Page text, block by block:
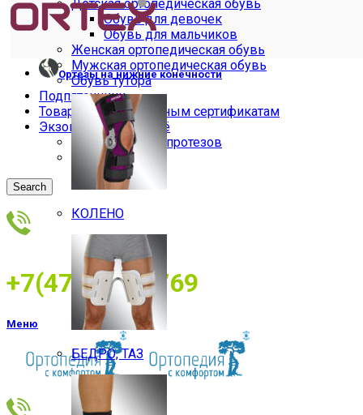
Детская ортопедическая обувь
Обувь для девочек
Обувь для мальчиков
Женская ортопедическая обувь
Мужская ортопедическая обувь
Обувь тутора
Подпяточники
Товары по электронным сертификатам
Экзопротезы и бельё
Бельё для экзопротезов
Экзопротезы
Search
+7(473)2534769
Меню
Ортезы на нижние конечности
КОЛЕНО
БЕДРО, ТАЗ